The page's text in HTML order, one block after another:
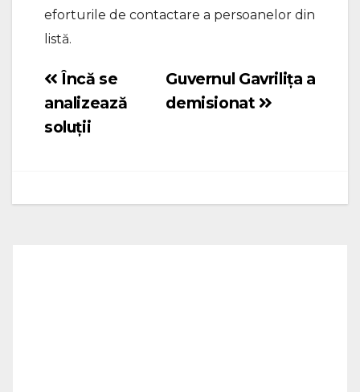
eforturile de contactare a persoanelor din
listă.
Navigare
în
Guvernul Gavrilița a
demisionat
Încă se
analizează
soluții